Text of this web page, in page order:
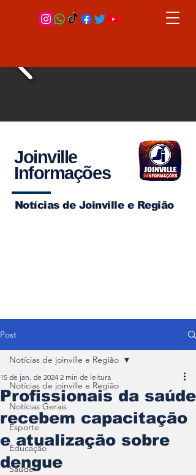
Joinville
Informações
Notícias de Joinville e Região
Post
Notícias de joinville e Região
Notícias Gerais
Esporte
Educação
Saúde
Notícias de joinville e Região
Profissionais da saúde
recebem capacitação
e atualização sobre
dengue
15 de jan. de 2024 2 min de leitura